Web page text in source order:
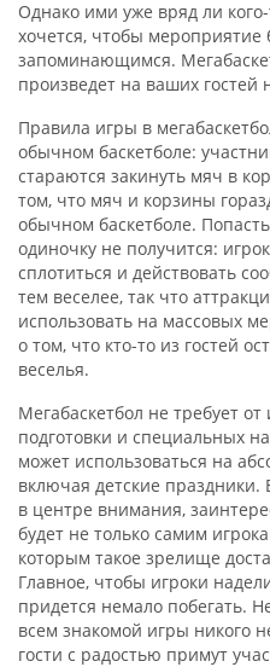
Однако ими уже вряд ли
хочется, чтобы
запоминающимся.
произведет на ваших гостей
Правила игры в
обычном баскетболе:
стараются закинуть мяч в
том, что мяч и корзины
обычном баскетболе.
одиночку не получится:
сплотиться и действовать
тем веселее, так что
использовать на массовых
о том, что кто-то из гостей
веселья.
Мегабаскетбол не требует
подготовки и специальных
может использоваться на
включая детские праздники.
в центре внимания,
будет не только самим
которым такое зрелище
Главное, чтобы игроки
придется немало побегать.
всем знакомой игры никого
гости с радостью примут